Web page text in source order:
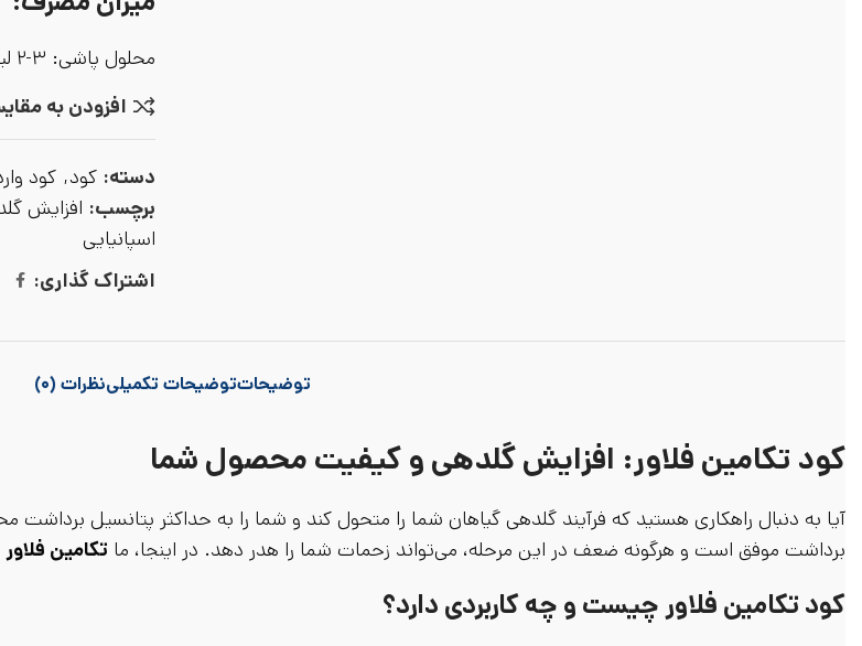
محلول پاشی: ۳-۲ لیتر در هزار لیتر آب
افزودن به
دسته: کود, کود
برچسب: افزایش
اسپانیایی
اشتراک گذاری:
توضیحاتتوضیحات تکمیلینظرات (۰)
کود تکامین فلاور: افزایش گلدهی و کیفیت محصول شما
آیا به دنبال راهکاری هستید که فرآیند گلدهی گیاهان شما را متحول کند و شما را به حداکثر پتانسیل
برداشت موفق است و هرگونه ضعف در این مرحله، می‌تواند زحمات شما را هدر دهد. در اینجا، ما تکامین فلاور
کود تکامین فلاور چیست و چه کاربردی دارد؟